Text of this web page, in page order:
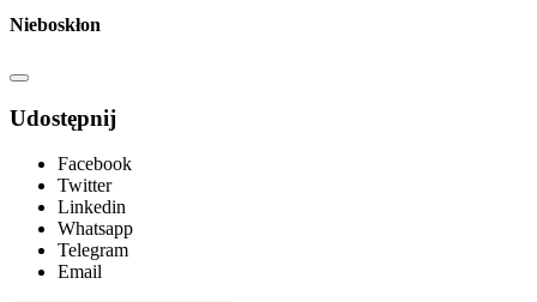
Nieboskłon
Udostępnij
Facebook
Twitter
Linkedin
Whatsapp
Telegram
Email